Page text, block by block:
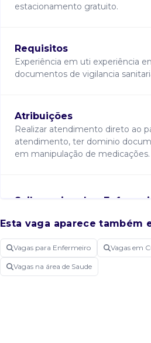
estacionamento gratuito.
Requisitos
Experiência em uti experiência
documentos de vigilancia
Atribuições
Realizar atendimento direto ao
atendimento, ter dominio
em manipulação de medicações.
Saiba mais sobre
Candidatar-me
Esta vaga aparece também
Vagas para Enfermeiro Vagas em
Vagas na área de Saude